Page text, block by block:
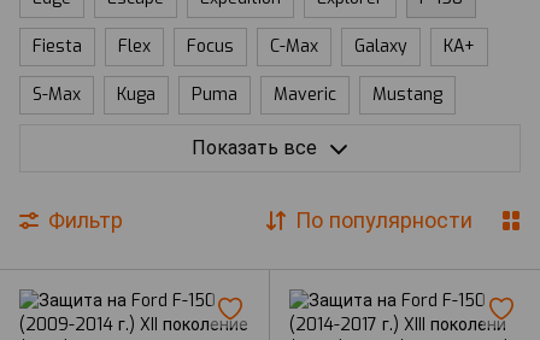
Fiesta Flex Focus C-Max Galaxy KA+
S-Max Kuga Puma Maveric Mustang
Ranger Transit\Tourneo
Показать все
Фильтр По популярности